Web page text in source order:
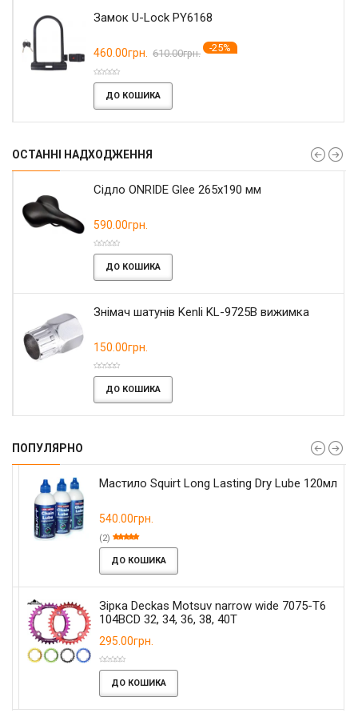
Замок U-Lock PY6168
460.00грн. 610.00грн. -25%
ДО КОШИКА
ОСТАННІ НАДХОДЖЕННЯ
Сідло ONRIDE Glee 265x190 мм
590.00грн.
ДО КОШИКА
Знімач шатунів Kenli KL-9725B вижимка
150.00грн.
ДО КОШИКА
ПОПУЛЯРНО
Мастило Squirt Long Lasting Dry Lube 120мл
540.00грн.
(2)
ДО КОШИКА
Зірка Deckas Motsuv narrow wide 7075-T6
104BCD 32, 34, 36, 38, 40T
295.00грн.
ДО КОШИКА